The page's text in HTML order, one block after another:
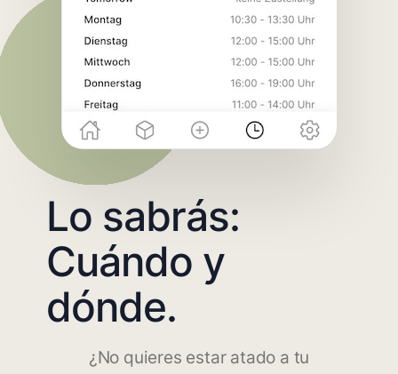
Lo sabrás:
Cuándo y
dónde.
¿No quieres estar atado a tu